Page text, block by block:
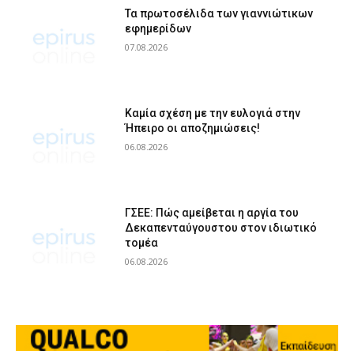
Τα πρωτοσέλιδα των γιαννιώτικων
εφημερίδων
07.08.2026
Καμία σχέση με την ευλογιά στην
Ήπειρο οι αποζημιώσεις!
06.08.2026
ΓΣΕΕ: Πώς αμείβεται η αργία του
Δεκαπενταύγουστου στον ιδιωτικό
τομέα
06.08.2026